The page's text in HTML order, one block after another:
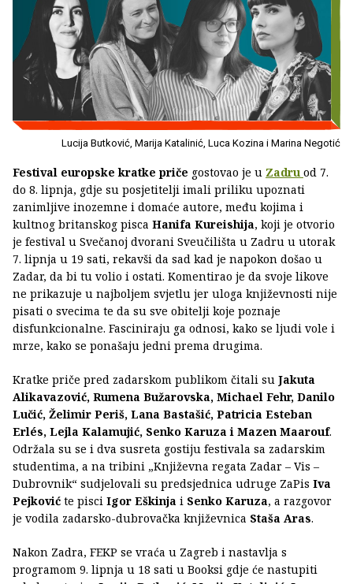
Lucija Butković, Marija Katalinić, Luca Kozina i Marina Negotić
Festival europske kratke priče gostovao je u Zadru od 7.
do 8. lipnja, gdje su posjetitelji imali priliku upoznati
zanimljive inozemne i domaće autore, među kojima i
kultnog britanskog pisca Hanifa Kureishija, koji je otvorio
je festival u Svečanoj dvorani Sveučilišta u Zadru u utorak
7. lipnja u 19 sati, rekavši da sad kad je napokon došao u
Zadar, da bi tu volio i ostati. Komentirao je da svoje likove
ne prikazuje u najboljem svjetlu jer uloga književnosti nije
pisati o svecima te da su sve obitelji koje poznaje
disfunkcionalne. Fasciniraju ga odnosi, kako se ljudi vole i
mrze, kako se ponašaju jedni prema drugima.
Kratke priče pred zadarskom publikom čitali su Jakuta
Alikavazović, Rumena Bužarovska, Michael Fehr, Danilo
Lučić, Želimir Periš, Lana Bastašić, Patricia Esteban
Erlés, Lejla Kalamujić, Senko Karuza i Mazen Maarouf.
Održala su se i dva susreta gostiju festivala sa zadarskim
studentima, a na tribini „Književna regata Zadar – Vis –
Dubrovnik“ sudjelovali su predsjednica udruge ZaPis Iva
Pejković te pisci Igor Eškinja i Senko Karuza, a razgovor
je vodila zadarsko-dubrovačka književnica Staša Aras.
Nakon Zadra, FEKP se vraća u Zagreb i nastavlja s
programom 9. lipnja u 18 sati u Booksi gdje će nastupiti